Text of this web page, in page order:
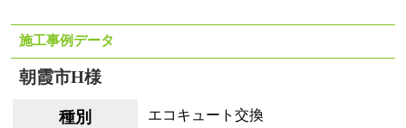
施工事例データ
朝霞市H様
種別 エコキュート交換